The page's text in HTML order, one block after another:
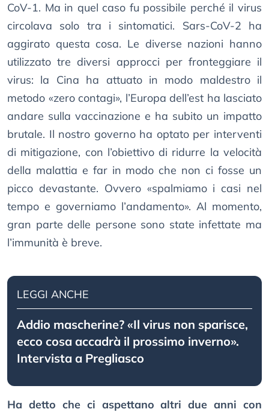
CoV-1. Ma in quel caso fu possibile perché il virus
circolava solo tra i sintomatici. Sars-CoV-2 ha
aggirato questa cosa. Le diverse nazioni hanno
utilizzato tre diversi approcci per fronteggiare il
virus: la Cina ha attuato in modo maldestro il
metodo «zero contagi», l’Europa dell’est ha lasciato
andare sulla vaccinazione e ha subito un impatto
brutale. Il nostro governo ha optato per interventi
di mitigazione, con l’obiettivo di ridurre la velocità
della malattia e far in modo che non ci fosse un
picco devastante. Ovvero «spalmiamo i casi nel
tempo e governiamo l’andamento». Al momento,
gran parte delle persone sono state infettate ma
l’immunità è breve.
LEGGI ANCHE
Addio mascherine? «Il virus non sparisce,
ecco cosa accadrà il prossimo inverno».
Intervista a Pregliasco
Ha detto che ci aspettano altri due anni con